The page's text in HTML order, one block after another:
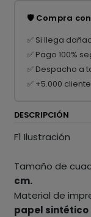
🛡️ Compra
✅ Si llega
✅ Pago 100%
✅ Despacho a
✅ +5.000
DESCRIPCIÓN
F1 Ilustración
Tamaño de
cm.
Material de
papel sintético